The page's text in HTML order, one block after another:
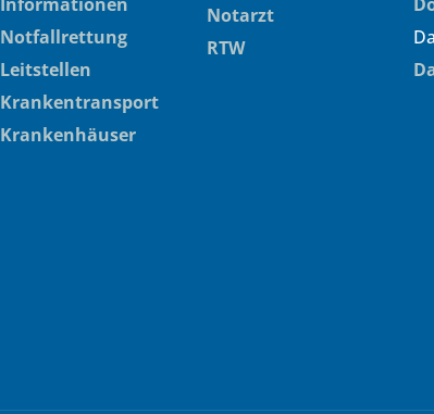
Notfallrettung
Leitstellen
Krankentransport
Krankenhäuser
Notarzt
RTW